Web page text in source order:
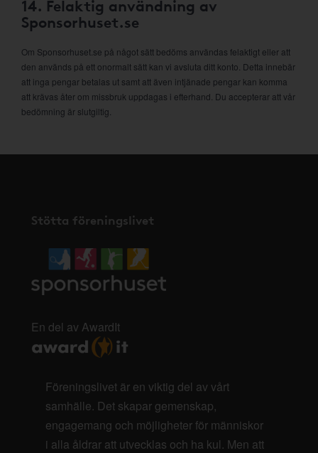
14. Felaktig användning av
Sponsorhuset.se
Om Sponsorhuset.se på något sätt bedöms användas felaktigt eller att
den används på ett onormalt sätt kan vi avsluta ditt konto. Detta innebär
att inga pengar betalas ut samt att även intjänade pengar kan komma
att krävas åter om missbruk uppdagas i efterhand. Du accepterar att vår
bedömning är slutgiltig.
Stötta föreningslivet
En del av AwardIt
Föreningslivet är en viktig del av vårt
samhälle. Det skapar gemenskap,
engagemang och möjligheter för människor
i alla åldrar att utvecklas och ha kul. Men att